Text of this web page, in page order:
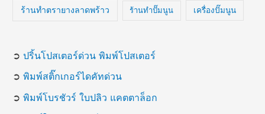
ร้านทำตรายางลาดพร้าว ร้านทำปั๊มนูน เครื่องปั๊มนูน
➲ปริ้นโปสเตอร์ด่วน พิมพ์โปสเตอร์
➲พิมพ์สติ๊กเกอร์ไดคัทด่วน
➲พิมพ์โบรชัวร์ ใบปลิว แคตตาล็อก